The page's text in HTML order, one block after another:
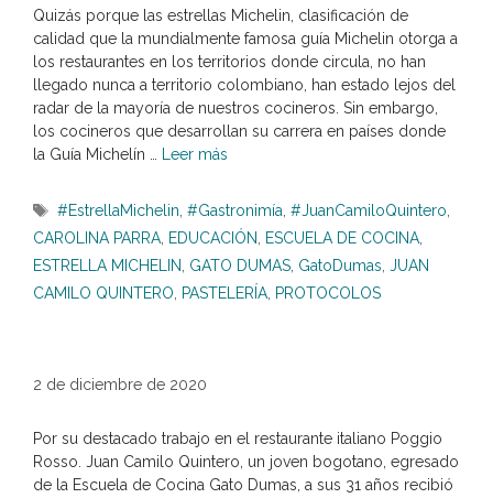
Quizás porque las estrellas Michelin, clasificación de
calidad que la mundialmente famosa guía Michelin otorga a
los restaurantes en los territorios donde circula, no han
llegado nunca a territorio colombiano, han estado lejos del
radar de la mayoría de nuestros cocineros. Sin embargo,
los cocineros que desarrollan su carrera en países donde
la Guía Michelín …
Leer más
Etiquetas
#EstrellaMichelin ,#Gastronimía ,#JuanCamiloQuintero
CAROLINA PARRA EDUCACIÓN ESCUELA DE COCINA
ESTRELLA MICHELIN
GATO DUMAS GatoDumas JUAN
CAMILO QUINTERO
PASTELERÍA PROTOCOLOS
2 de diciembre de 2020
Por su destacado trabajo en el restaurante italiano Poggio
Rosso. Juan Camilo Quintero, un joven bogotano, egresado
de la Escuela de Cocina Gato Dumas, a sus 31 años recibió